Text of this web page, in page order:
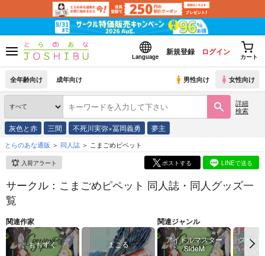
Language
新規登録 ログイン
カート
全年齢向け 成年向け 男性向け 女性向け
詳細
検索
灰色と赤 三間 不死川実弥×冨岡義勇 夢主
とらのあな通販 同人誌 こまごめピペット
入荷アラート ポストする LINEで送る
サークル：こまごめピペット 同人誌・同人グッズ一
覧
関連作家
ももずく まこる
関連ジャンル
アイドルマスター
SideM
スーパ